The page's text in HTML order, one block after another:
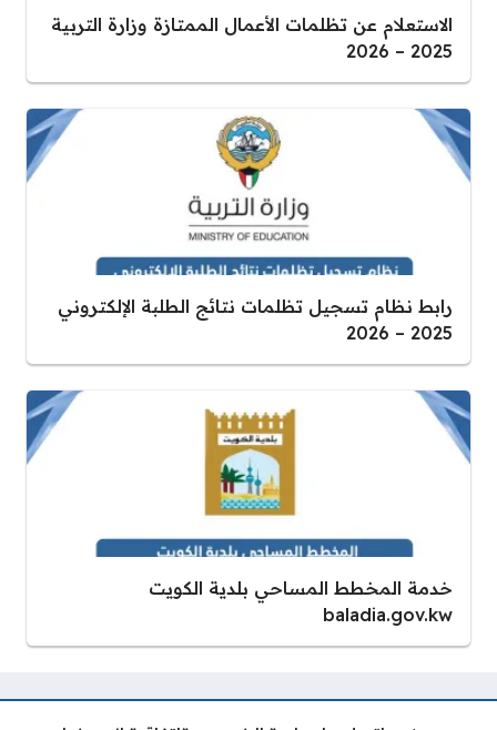
الاستعلام عن تظلمات الأعمال الممتازة وزارة التربية
2025 – 2026
رابط نظام تسجيل تظلمات نتائج الطلبة الإلكتروني
2025 – 2026
خدمة المخطط المساحي بلدية الكويت
baladia.gov.kw